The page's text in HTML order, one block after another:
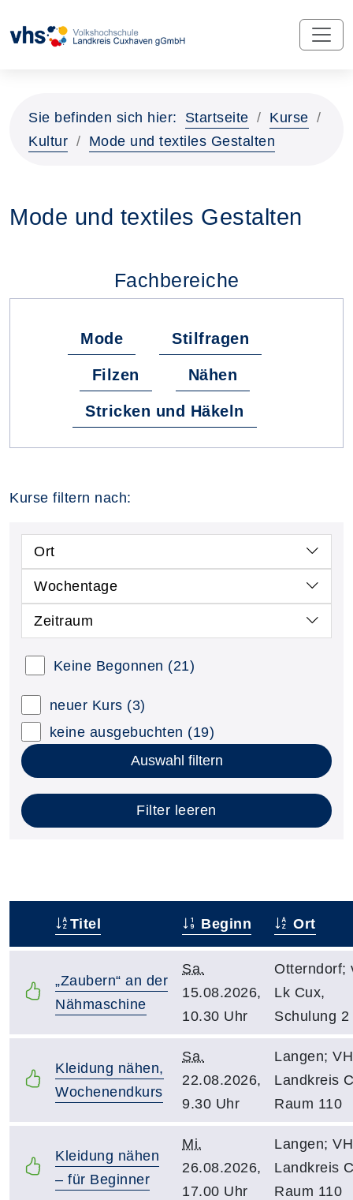
Sie befinden sich hier: Startseite
Kurse
Kultur
Mode und textiles Gestalten
Mode und textiles Gestalten
Fachbereiche
Mode Stilfragen
Filzen Nähen
Stricken und Häkeln
Kurse filtern nach:
Ort
Wochentage
Zeitraum
Keine Begonnen (21)
neuer Kurs (3)
keine ausgebuchten (19)
Auswahl filtern
Filter leeren
Titel Beginn Ort
„Zaubern“ an der
Nähmaschine
Sa.
15.08.2026,
10.30 Uhr
Otterndorf;
Lk Cux,
Schulung 2
Kleidung nähen,
Wochenendkurs
Sa.
22.08.2026,
9.30 Uhr
Langen;
Landkreis
Raum 110
Kleidung nähen
– für Beginner
Mi.
26.08.2026,
17.00 Uhr
Langen;
Landkreis
Raum 110